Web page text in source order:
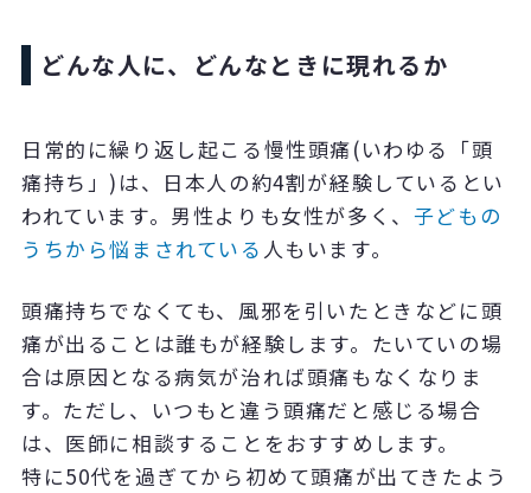
どんな人に、どんなときに現れるか
日常的に繰り返し起こる慢性頭痛(いわゆる「頭
痛持ち」 ) は、日本人の約4割が経験しているとい
われています。男性よりも女性が多く、 子どもの
うちから悩まされている 人もいます。
頭痛持ちでなくても、風邪を引いたときなどに頭
痛が出ることは誰もが経験します。たいていの場
合は原因となる病気が治れば頭痛もなくなりま
す。ただし、いつもと違う頭痛だと感じる場合
は、医師に相談することをおすすめします。
特に50代を過ぎてから初めて頭痛が出てきたよう